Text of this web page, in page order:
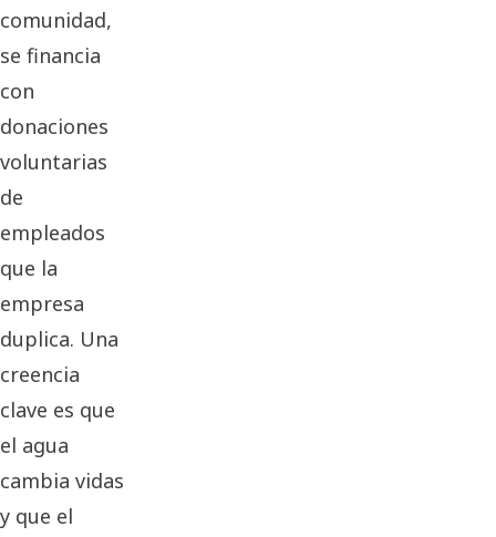
comunidad,
se financia
con
donaciones
voluntarias
de
empleados
que la
empresa
duplica. Una
creencia
clave es que
el agua
cambia vidas
y que el